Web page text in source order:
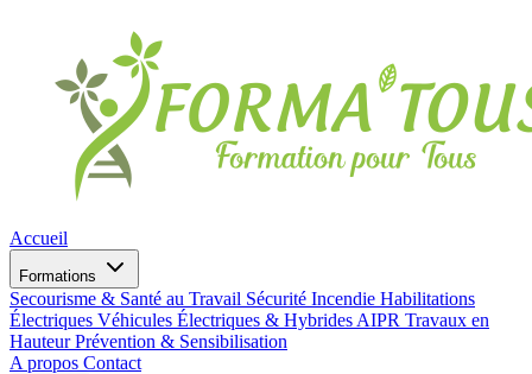
Accueil
Formations
Secourisme & Santé au Travail Sécurité Incendie Habilitations
Électriques Véhicules Électriques & Hybrides AIPR Travaux en
HauteurPrévention & Sensibilisation
A propos Contact